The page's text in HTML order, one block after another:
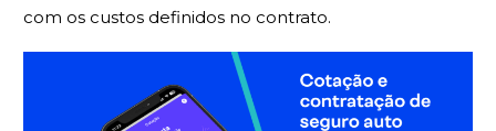
com os custos definidos no contrato.